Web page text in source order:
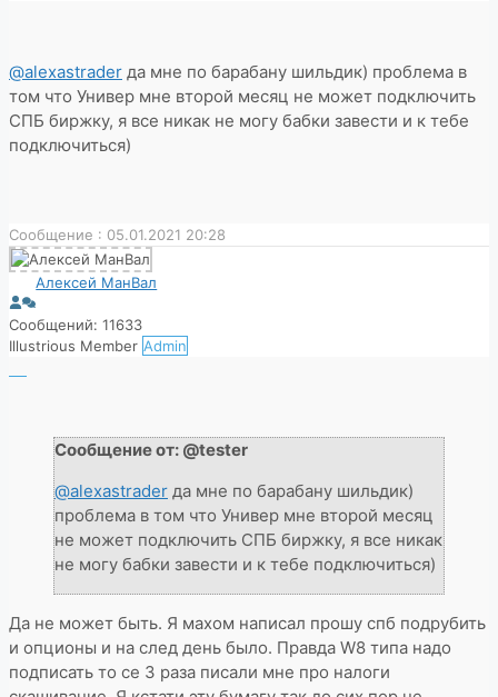
@alexastrader да мне по барабану шильдик) проблема в
том что Универ мне второй месяц не может подключить
СПБ биржку, я все никак не могу бабки завести и к тебе
подключиться)
Сообщение : 05.01.2021 20:28
Алексей МанВал
Сообщений: 11633
Illustrious Member Admin
Сообщение от: @tester
@alexastrader да мне по барабану шильдик)
проблема в том что Универ мне второй месяц
не может подключить СПБ биржку, я все никак
не могу бабки завести и к тебе подключиться)
Да не может быть. Я махом написал прошу спб подрубить
и опционы и на след день было. Правда W8 типа надо
подписать то се 3 раза писали мне про налоги